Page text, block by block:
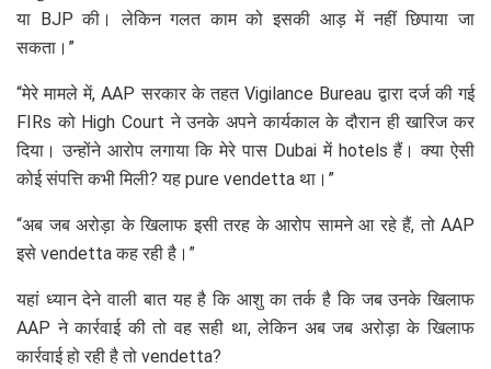
या BJP की। लेकिन गलत काम को इसकी आड़ में नहीं छिपाया जा
सकता।”
“मेरे मामले में, AAP सरकार के तहत Vigilance Bureau द्वारा दर्ज की गई
FIRs को High Court ने उनके अपने कार्यकाल के दौरान ही खारिज कर
दिया। उन्होंने आरोप लगाया कि मेरे पास Dubai में hotels हैं। क्या ऐसी
कोई संपत्ति कभी मिली? यह pure vendetta था।”
“अब जब अरोड़ा के खिलाफ इसी तरह के आरोप सामने आ रहे हैं, तो AAP
इसे vendetta कह रही है।”
यहां ध्यान देने वाली बात यह है कि आशु का तर्क है कि जब उनके खिलाफ
AAP ने कार्रवाई की तो वह सही था, लेकिन अब जब अरोड़ा के खिलाफ
कार्रवाई हो रही है तो vendetta?